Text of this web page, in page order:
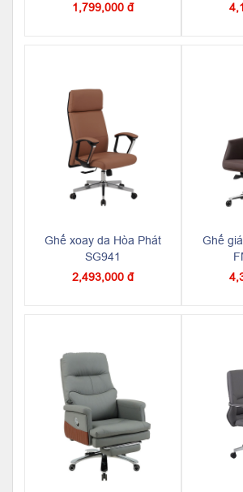
1,799,000 đ
Ghế xoay da Hòa Phát
SG941
2,493,000 đ
Ghế